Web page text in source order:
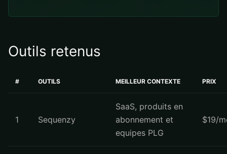
Outils retenus
# OUTILS MEILLEUR CONTEXTE PRIX
1 Sequenzy
SaaS, produits en
abonnement et
equipes PLG
$19/